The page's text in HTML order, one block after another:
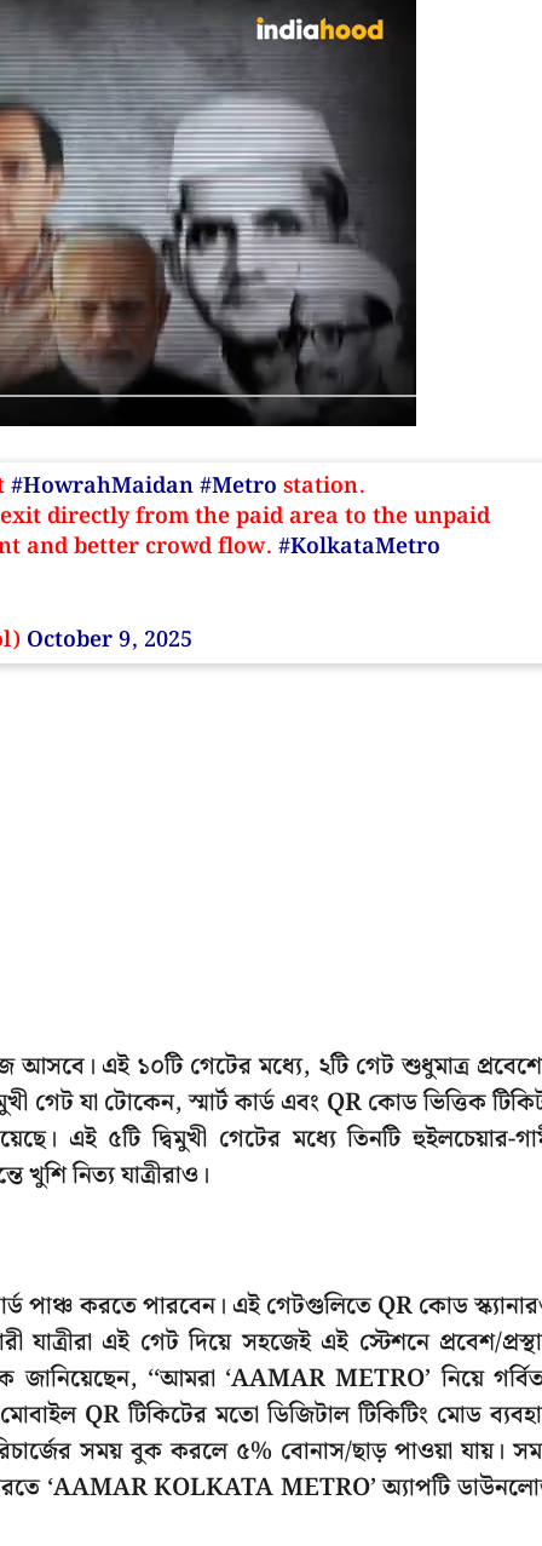
#HowrahMaidan#Metro station.
directly from the paid area to the unpaid
and better crowd flow. #KolkataMetro
October 9, 2025
আসবে। এই ১০টি গেটের মধ্যে, ২টি গেট শুধুমাত্র
গেট যা টোকেন, স্মার্ট কার্ড এবং QR কোড ভিত্তিক
এই ৫টি দ্বিমুখী গেটের মধ্যে তিনটি হুইলচেয়ার-
খুশি নিত্য যাত্রীরাও।
পাঞ্চ করতে পারবেন। এই গেটগুলিতে QR কোড
এই গেট দিয়ে সহজেই এই স্টেশনে প্রবেশ/
‘‘আমরা ‘AAMAR METRO’ নিয়ে
মোবাইল QR টিকিটের মতো ডিজিটাল টিকিটিং মোড
সময় বুক করলে ৫% বোনাস/ছাড় পাওয়া যায়।
করতে ‘AAMAR KOLKATA METRO’ অ্যাপটি